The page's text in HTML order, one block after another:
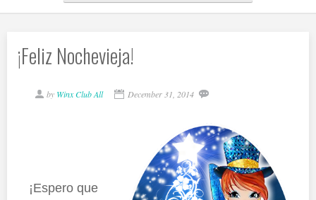
¡Feliz Nochevieja!
by Winx Club All December 31, 2014
¡Espero que